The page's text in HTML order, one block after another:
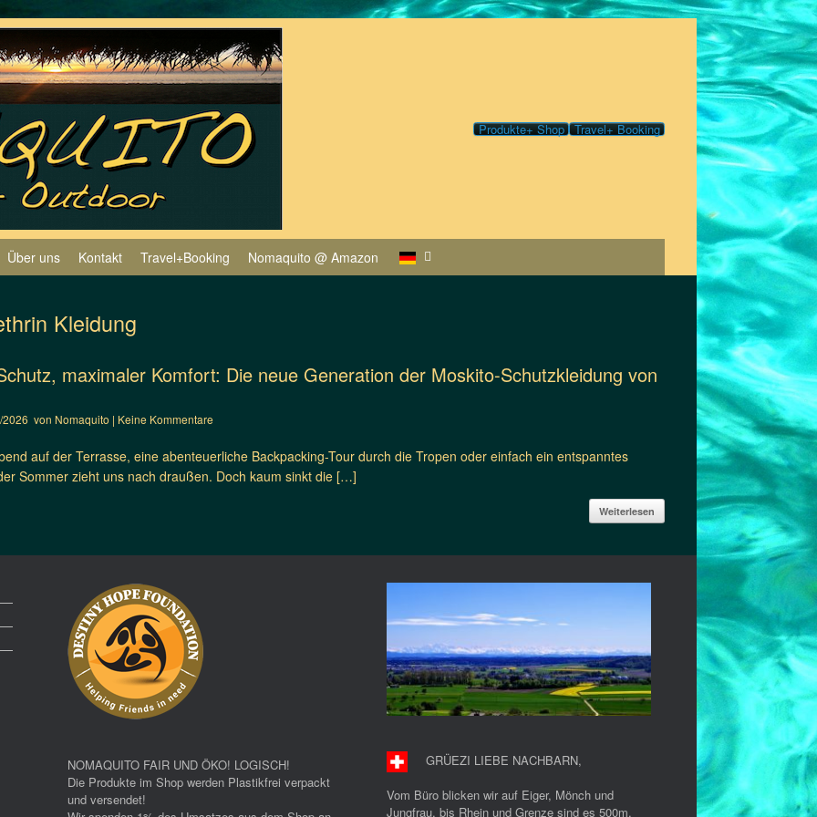
Produkte+ Shop Travel+ Booking
Über uns Kontakt Travel+Booking Nomaquito @ Amazon
Kleidung
maximaler Komfort: Die neue Generation der Moskito-Schutzkleidung von
2026 von Nomaquito | Keine Kommentare
auf der Terrasse, eine abenteuerliche Backpacking-Tour durch die Tropen oder einfach ein entspanntes
Sommer zieht uns nach draußen. Doch kaum sinkt die […]
Weiterlesen
NOMAQUITO FAIR UND ÖKO! LOGISCH!
Die Produkte im Shop werden Plastikfrei verpackt
und versendet!
GRÜEZI LIEBE NACHBARN,
Vom Büro blicken wir auf Eiger, Mönch und
Jungfrau, bis Rhein und Grenze sind es 500m.